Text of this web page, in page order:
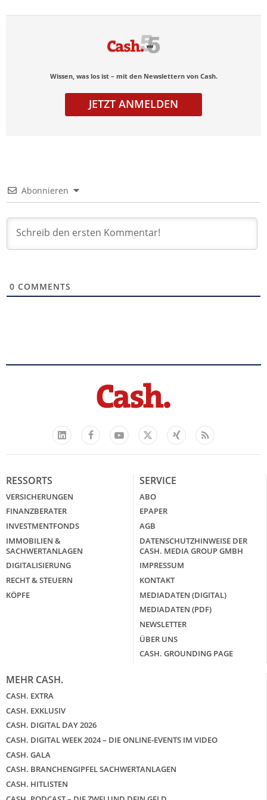
Wissen, was los ist – mit den Newslettern von Cash.
JETZT ANMELDEN
Abonnieren
0 COMMENTS
LinkedIn
FacebookYouTube
X
Xing Feed
RESSORTS
VERSICHERUNGEN
FINANZBERATER
INVESTMENTFONDS
IMMOBILIEN &
SACHWERTANLAGEN
DIGITALISIERUNG
RECHT & STEUERN
KÖPFE
SERVICE
ABO
EPAPER
AGB
DATENSCHUTZHINWEISE DER
CASH. MEDIA GROUP GMBH
IMPRESSUM
KONTAKT
MEDIADATEN (DIGITAL)
MEDIADATEN (PDF)
NEWSLETTER
ÜBER UNS
CASH. GROUNDING PAGE
MEHR CASH.
CASH. EXTRA
CASH. EXKLUSIV
CASH. DIGITAL DAY 2026
CASH. DIGITAL WEEK 2024 – DIE ONLINE-EVENTS IM VIDEO
CASH. GALA
CASH. BRANCHENGIPFEL SACHWERTANLAGEN
CASH. HITLISTEN